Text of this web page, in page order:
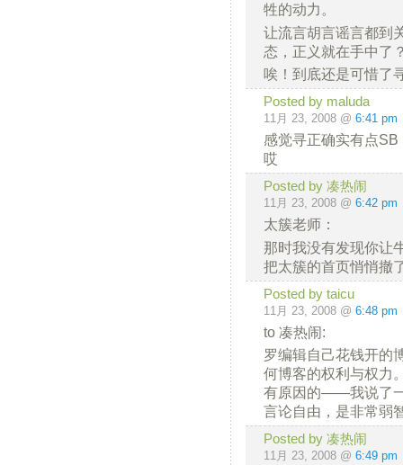
牲的动力。
让流言胡言谣言都到
态，正义就在手中了
唉！到底还是可惜了
Posted by maluda
11月 23, 2008 @ 6:41 pm
感觉寻正确实有点
哎
Posted by 凑热闹
11月 23, 2008 @ 6:42 pm
太簇老师：
那时我没有发现你让
把太簇的首页悄悄撤
Posted by taicu
11月 23, 2008 @ 6:48 pm
to 凑热闹:
罗编辑自己花钱开的
何博客的权利与权力
有原因的——我说了
言论自由，是非常弱
Posted by 凑热闹
11月 23, 2008 @ 6:49 pm